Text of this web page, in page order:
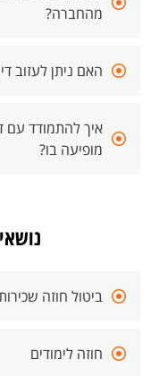
מהחברה?
האם ניתן לעזוב
איך להתמודד עם
מופיעה בו?
ביטול חוזה
חוזה לימודים